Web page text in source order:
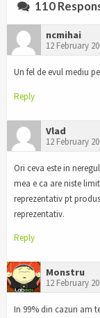
110
ncmihai
12 February
Un fel de evul mediu
Reply
Vlad
12 February
Ori ceva este in
mea e ca are niste
reprezentativ pt
reprezentativ.
Reply
Monstru
12 February
In 99% din cazuri am